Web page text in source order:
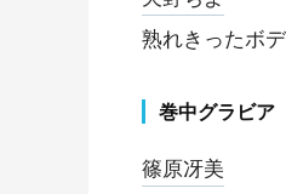
熟れきったボ
巻中グラビア
篠原冴美